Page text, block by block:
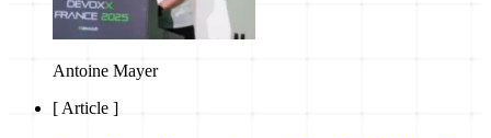
Antoine Mayer
[ Article ]